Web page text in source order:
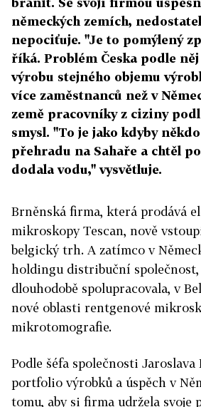
německých zemích,
nepociťuje. "Je to pomýlený
říká. Problém Česka podle
výrobu stejného objemu
více zaměstnanců než v
země pracovníky z ciziny
smysl. "To je jako kdyby
přehradu na Sahaře a chtěl
dodala vodu," vysvětluje.
Brněnská firma, která prodává
mikroskopy Tescan, nově
belgický trh. A zatímco v
holdingu distribuční
dlouhodobě spolupracovala, v
nové oblasti rentgenové
mikrotomografie.
Podle šéfa společnosti
portfolio výrobků a úspěch v
tomu, aby si firma udržela svoje